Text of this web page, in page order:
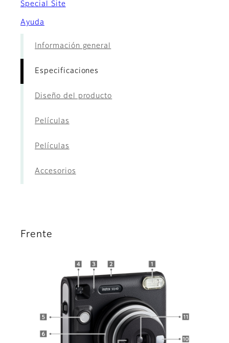
Special Site
Ayuda
Información general
Especificaciones
Diseño del producto
Películas
Películas
Accesorios
Frente